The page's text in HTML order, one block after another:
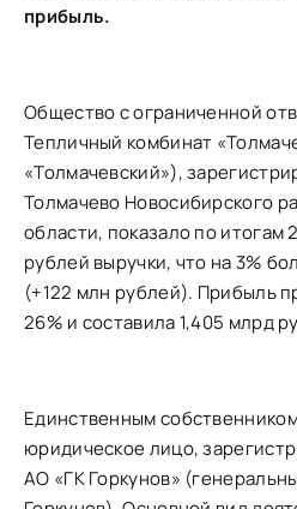
прибыль.
Общество с ограниченной
Тепличный комбинат
«Толмачевский»),
Толмачево Новосибирского
области, показало по итогам
рублей выручки, что на 3%
(+122 млн рублей). Прибыль
26% и составила 1,405 млрд
Единственным
юридическое лицо,
АО «ГК Горкунов»